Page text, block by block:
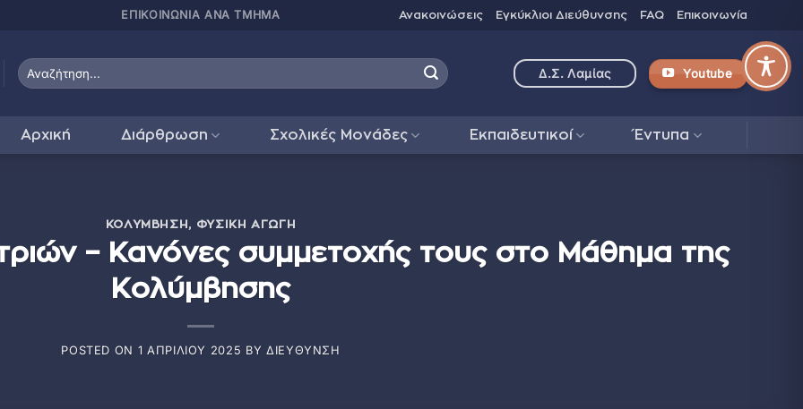
ΠΑΤΗΣΤΕ ΕΔΩ ΓΙΑ Ανακοινώσεις Εγκύκλιοι Διεύθυνσης FAQ Επικοινωνία
Δ.Σ. Λαμίας Youtube
Αρχική Διάρθρωση Σχολικές Μονάδες Εκπαιδευτικοί Έντυπα
ΚΟΛΎΜΒΗΣΗ , ΦΥΣΙΚΉ ΑΓΩΓΉ
– Κανόνες συμμετοχής τους στο Μάθημα της
Κολύμβησης
POSTED ON 1 ΑΠΡΙΛΊΟΥ 2025 BY ΔΙΕΎΘΥΝΣΗ